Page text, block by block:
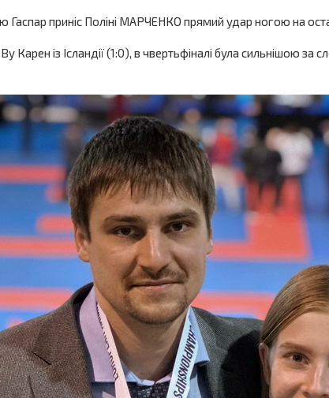
приніс Поліні МАРЧЕНКО прямий удар ногою на
Карен із Ісландії (1:0), в чвертьфіналі була сильнішою